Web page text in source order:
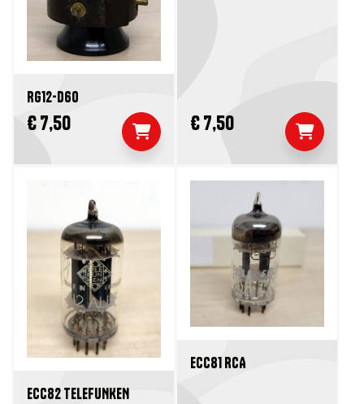
RG12-D60
€ 7,50 € 7,50
ECC82 TELEFUNKEN
ECC81 RCA